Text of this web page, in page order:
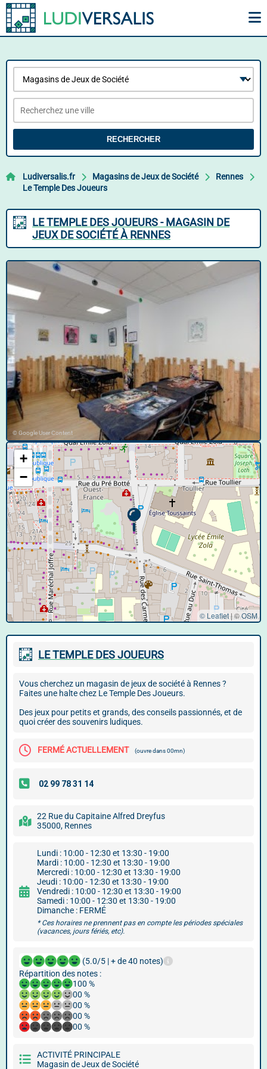
RECHERCHER
Ludiversalis.fr Magasins de Jeux de Société
Rennes
Le Temple Des Joueurs
LE TEMPLE DES JOUEURS - MAGASIN DE
JEUX DE SOCIÉTÉ À RENNES
© Google User Content
+
−
© Leaflet|©OSM
LE TEMPLE DES JOUEURS
Vous cherchez un magasin de jeux de société à Rennes ?
Faites une halte chez Le Temple Des Joueurs.
Des jeux pour petits et grands, des conseils passionnés, et de
quoi créer des souvenirs ludiques.
FERMÉ ACTUELLEMENT (ouvre dans 00mn)
22 Rue du Capitaine Alfred Dreyfus
35000, Rennes
Lundi : 10:00 - 12:30 et 13:30 - 19:00
Mardi : 10:00 - 12:30 et 13:30 - 19:00
Mercredi : 10:00 - 12:30 et 13:30 - 19:00
Jeudi : 10:00 - 12:30 et 13:30 - 19:00
Vendredi : 10:00 - 12:30 et 13:30 - 19:00
Samedi : 10:00 - 12:30 et 13:30 - 19:00
Dimanche : FERMÉ
* Ces horaires ne prennent pas en compte les périodes spéciales
(vacances, jours fériés, etc).
(5.0/5 | + de 40 notes)
Répartition des notes :
100 %
00 %
00 %
00 %
00 %
ACTIVITÉ PRINCIPALE
Magasin de Jeux de Société